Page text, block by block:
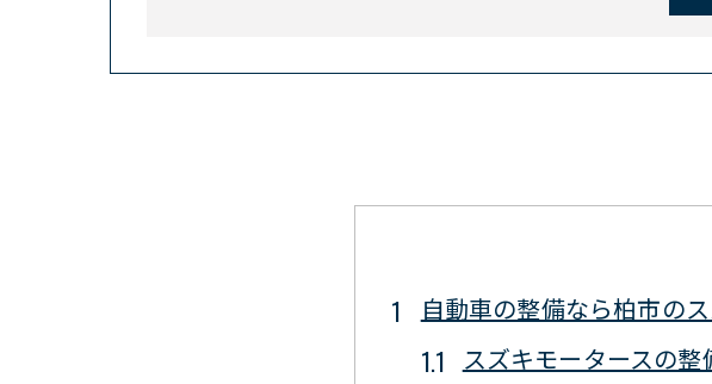
自動車の整備なら柏市の
スズキモータースの